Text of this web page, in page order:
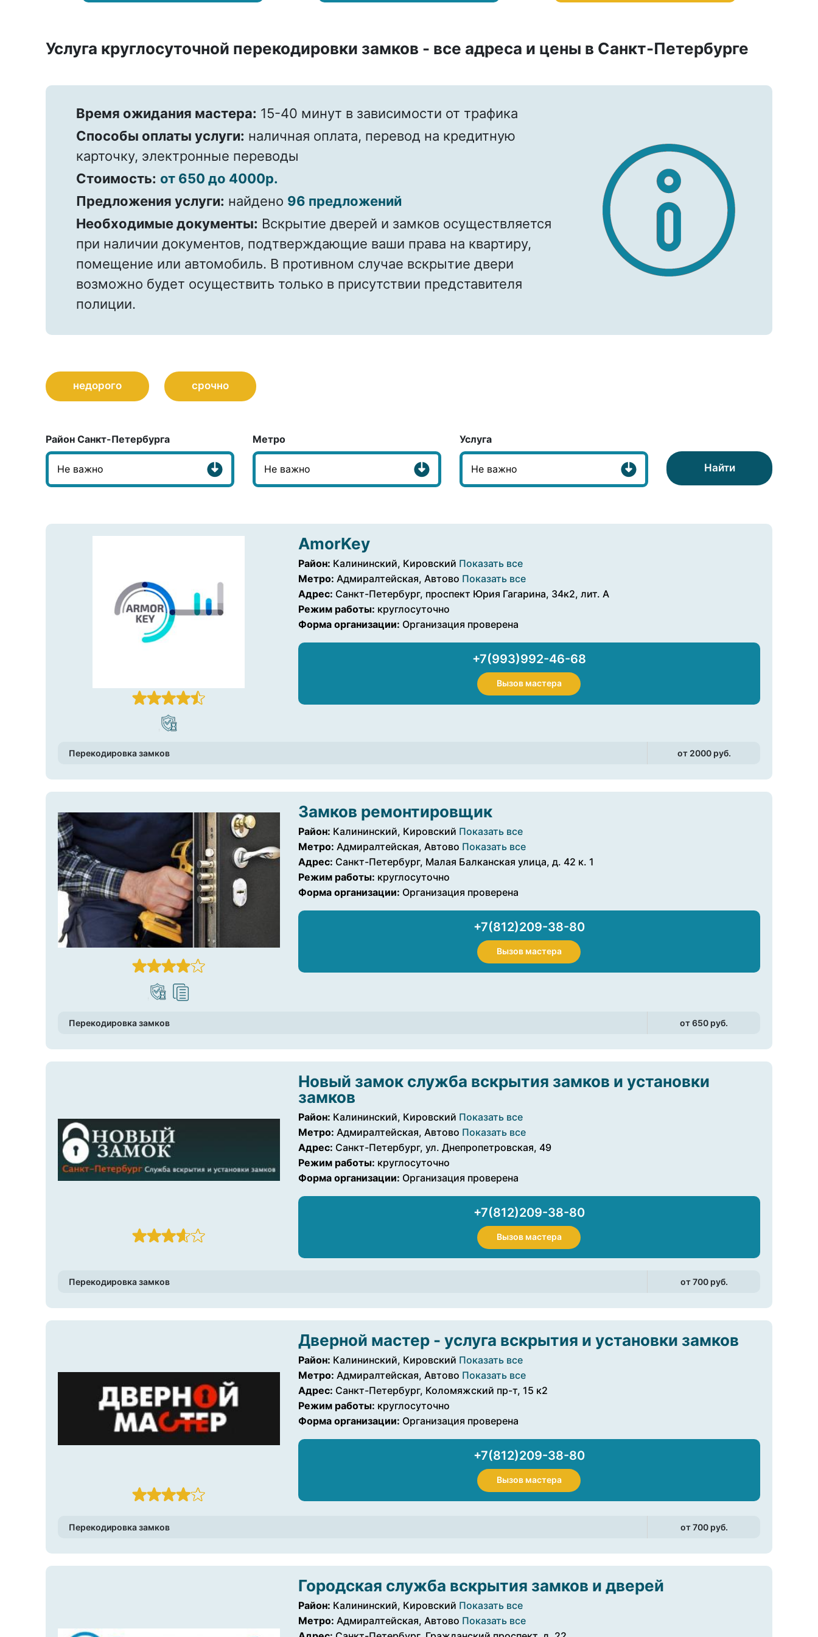
Услуга круглосуточной перекодировки замков - все адреса и цены в Санкт-Петербурге
Время ожидания мастера: 15-40 минут в зависимости от трафика
Способы оплаты услуги: наличная оплата, перевод на кредитную
карточку, электронные переводы
Стоимость: от 650 до 4000р.
Предложения услуги: найдено 96 предложений
Необходимые документы: Вскрытие дверей и замков осуществляется
при наличии документов, подтверждающие ваши права на квартиру,
помещение или автомобиль. В противном случае вскрытие двери
возможно будет осуществить только в присутствии представителя
полиции.
недорого срочно
Район Санкт-Петербурга Метро Услуга
Найти
AmorKey
Район: Калининский, Кировский Показать все
Метро: Адмиралтейская, Автово Показать все
Адрес: Санкт-Петербург, проспект Юрия Гагарина, 34к2, лит. А
Режим работы: круглосуточно
Форма организации: Организация проверена
+7(993)992-46-68
Вызов мастера
Перекодировка замков от 2000 pуб.
Замков ремонтировщик
Район: Калининский, Кировский Показать все
Метро: Адмиралтейская, Автово Показать все
Адрес: Санкт-Петербург, Малая Балканская улица, д. 42 к. 1
Режим работы: круглосуточно
Форма организации: Организация проверена
+7(812)209-38-80
Вызов мастера
Перекодировка замков от 650 pуб.
Новый замок служба вскрытия замков и установки
замков
Район: Калининский, Кировский Показать все
Метро: Адмиралтейская, Автово Показать все
Адрес: Санкт-Петербург, ул. Днепропетровская, 49
Режим работы: круглосуточно
Форма организации: Организация проверена
+7(812)209-38-80
Вызов мастера
Перекодировка замков от 700 pуб.
Дверной мастер - услуга вскрытия и установки замков
Район: Калининский, Кировский Показать все
Метро: Адмиралтейская, Автово Показать все
Адрес: Санкт-Петербург, Коломяжский пр-т, 15 к2
Режим работы: круглосуточно
Форма организации: Организация проверена
+7(812)209-38-80
Вызов мастера
Перекодировка замков от 700 pуб.
Городская служба вскрытия замков и дверей
Район: Калининский, Кировский Показать все
Метро: Адмиралтейская, Автово Показать все